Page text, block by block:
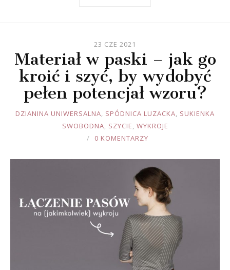
23 CZE 2021
Materiał w paski – jak go
kroić i szyć, by wydobyć
pełen potencjał wzoru?
JOULE
DZIANINA UNIWERSALNA, SPÓDNICA LUZACKA, SUKIENKA
SWOBODNA, SZYCIE, WYKROJE
0 KOMENTARZY